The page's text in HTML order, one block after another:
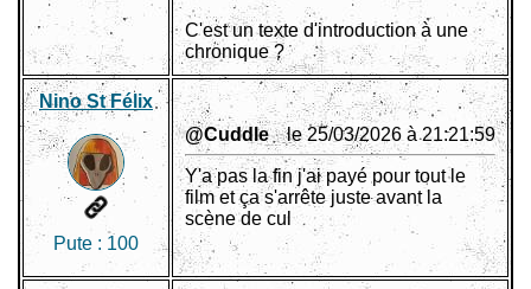
C'est un texte d'introduction à une
chronique ?
Nino St Félix
Pute : 100
@Cuddlele 25/03/2026 à 21:21:59
Y'a pas la fin j'ai payé pour tout le
film et ça s'arrête juste avant la
scène de cul